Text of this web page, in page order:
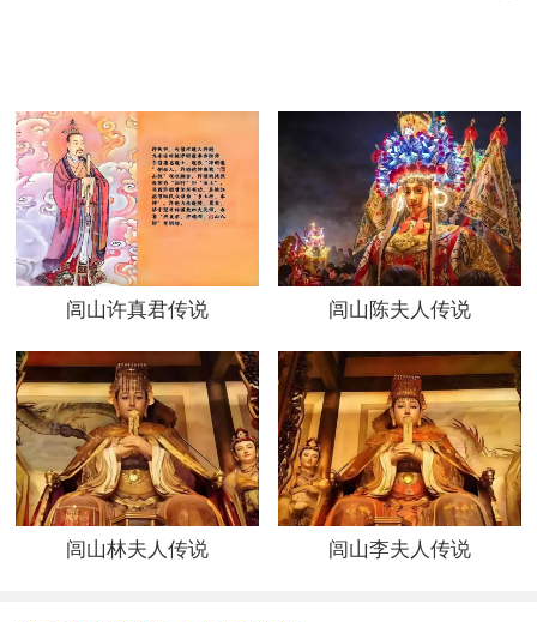
闾山许真君传说 闾山陈夫人传说
闾山林夫人传说 闾山李夫人传说